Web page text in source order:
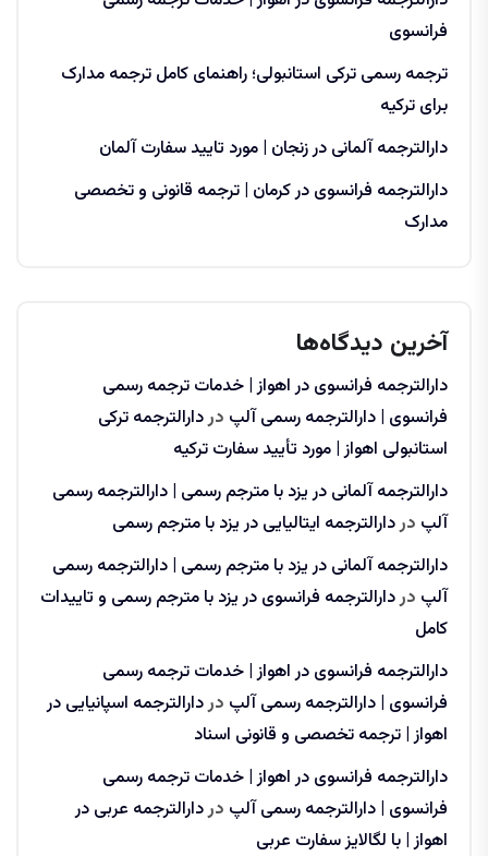
فرانسوی
ترجمه رسمی ترکی استانبولی؛ راهنمای کامل ترجمه مدارک
برای ترکیه
دارالترجمه آلمانی در زنجان | مورد تایید سفارت آلمان
دارالترجمه فرانسوی در کرمان | ترجمه قانونی و تخصصی
مدارک
آخرین دیدگاه‌ها
دارالترجمه فرانسوی در اهواز | خدمات ترجمه رسمی
فرانسوی | دارالترجمه رسمی آلپ دردارالترجمه ترکی
استانبولی اهواز | مورد تأیید سفارت ترکیه
دارالترجمه آلمانی در یزد با مترجم رسمی | دارالترجمه رسمی
آلپ دردارالترجمه ایتالیایی در یزد با مترجم رسمی
دارالترجمه آلمانی در یزد با مترجم رسمی | دارالترجمه رسمی
آلپ دردارالترجمه فرانسوی در یزد با مترجم رسمی و تاییدات
کامل
دارالترجمه فرانسوی در اهواز | خدمات ترجمه رسمی
فرانسوی | دارالترجمه رسمی آلپ دردارالترجمه اسپانیایی در
اهواز | ترجمه تخصصی و قانونی اسناد
دارالترجمه فرانسوی در اهواز | خدمات ترجمه رسمی
فرانسوی | دارالترجمه رسمی آلپ دردارالترجمه عربی در
اهواز | با لگالایز سفارت عربی